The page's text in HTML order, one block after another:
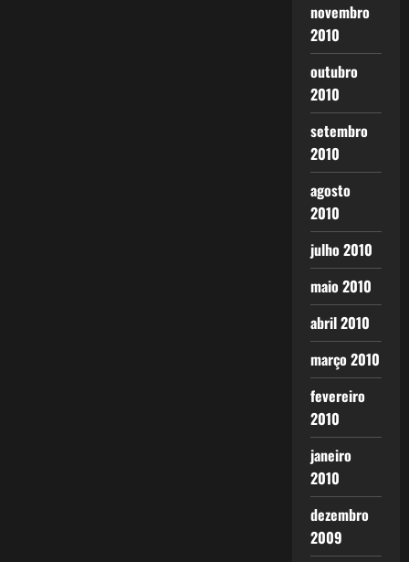
novembro
2010
outubro
2010
setembro
2010
agosto
2010
julho 2010
maio 2010
abril 2010
março 2010
fevereiro
2010
janeiro
2010
dezembro
2009